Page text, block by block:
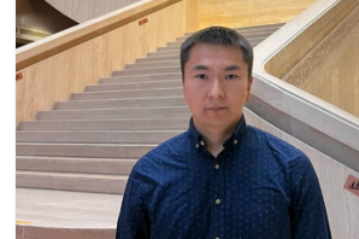
жана
адабияты